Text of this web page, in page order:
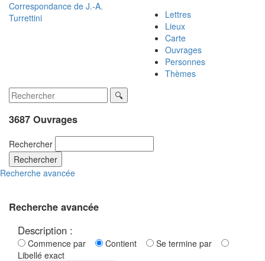
Correspondance de J.-A.
Turrettini
Lettres
Lieux
Carte
Ouvrages
Personnes
Thèmes
3687 Ouvrages
Rechercher
Rechercher
Recherche avancée
Recherche avancée
Description :
Commence par Contient
Se termine par
Libellé exact